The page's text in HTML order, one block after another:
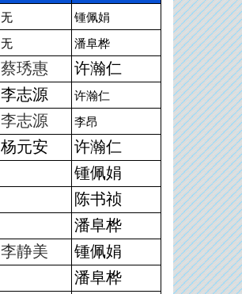
无 锺佩娟
无 潘阜桦
蔡琇惠 许瀚仁
李志源 许瀚仁
李志源 李昂
杨元安 许瀚仁
锺佩娟
陈书祯
潘阜桦
李静美 锺佩娟
潘阜桦